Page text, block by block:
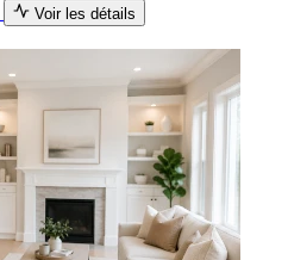
Voir les détails